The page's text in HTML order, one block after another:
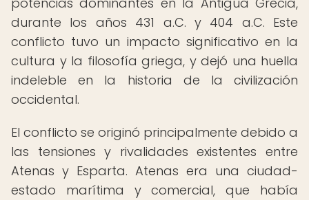
durante los años 431 a.C. y 404 a.C. Este
conflicto tuvo un impacto significativo en la
cultura y la filosofía griega, y dejó una huella
indeleble en la historia de la civilización
occidental.
El conflicto se originó principalmente debido a
las tensiones y rivalidades existentes entre
Atenas y Esparta. Atenas era una ciudad-
estado marítima y comercial, que había